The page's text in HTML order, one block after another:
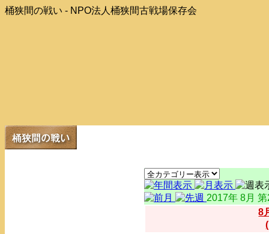
桶狭間の戦い - NPO法人桶狭間古戦場保存会
2017年 8月
8